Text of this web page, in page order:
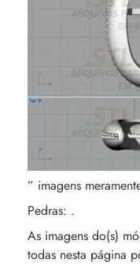
” imagens
Pedras: .
As imagens do(s)
todas nesta página